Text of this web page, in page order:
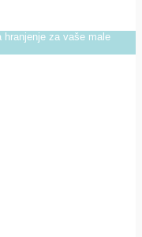
za vaše male